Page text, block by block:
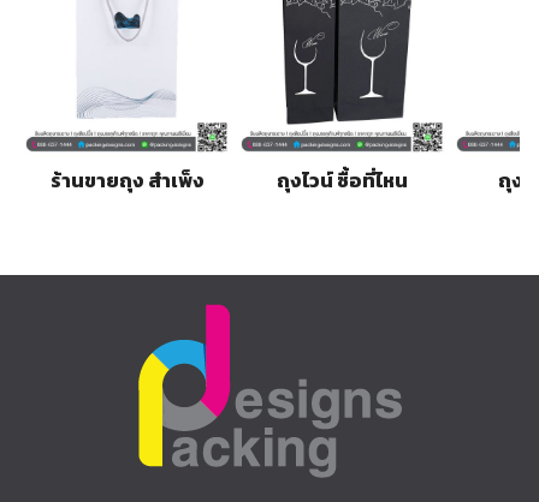
ร้านขายถุง สำเพ็ง ถุงไวน์ ซื้อที่ไหน ถุงไ